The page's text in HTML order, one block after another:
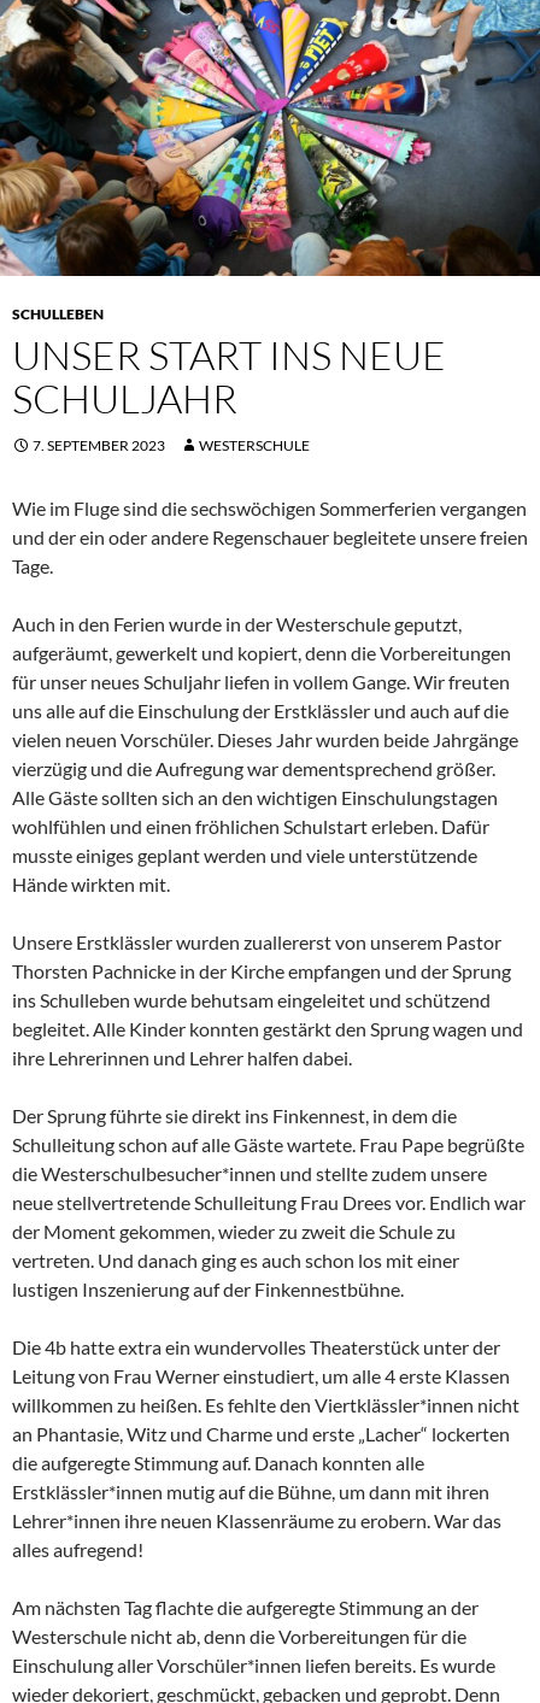
SCHULLEBEN
UNSER START INS NEUE
SCHULJAHR
7. SEPTEMBER 2023 WESTERSCHULE
Wie im Fluge sind die sechswöchigen Sommerferien vergangen
und der ein oder andere Regenschauer begleitete unsere freien
Tage.
Auch in den Ferien wurde in der Westerschule geputzt,
aufgeräumt, gewerkelt und kopiert, denn die Vorbereitungen
für unser neues Schuljahr liefen in vollem Gange. Wir freuten
uns alle auf die Einschulung der Erstklässler und auch auf die
vielen neuen Vorschüler. Dieses Jahr wurden beide Jahrgänge
vierzügig und die Aufregung war dementsprechend größer.
Alle Gäste sollten sich an den wichtigen Einschulungstagen
wohlfühlen und einen fröhlichen Schulstart erleben. Dafür
musste einiges geplant werden und viele unterstützende
Hände wirkten mit.
Unsere Erstklässler wurden zuallererst von unserem Pastor
Thorsten Pachnicke in der Kirche empfangen und der Sprung
ins Schulleben wurde behutsam eingeleitet und schützend
begleitet. Alle Kinder konnten gestärkt den Sprung wagen und
ihre Lehrerinnen und Lehrer halfen dabei.
Der Sprung führte sie direkt ins Finkennest, in dem die
Schulleitung schon auf alle Gäste wartete. Frau Pape begrüßte
die Westerschulbesucher*innen und stellte zudem unsere
neue stellvertretende Schulleitung Frau Drees vor. Endlich war
der Moment gekommen, wieder zu zweit die Schule zu
vertreten. Und danach ging es auch schon los mit einer
lustigen Inszenierung auf der Finkennestbühne.
Die 4b hatte extra ein wundervolles Theaterstück unter der
Leitung von Frau Werner einstudiert, um alle 4 erste Klassen
willkommen zu heißen. Es fehlte den Viertklässler*innen nicht
an Phantasie, Witz und Charme und erste „Lacher“ lockerten
die aufgeregte Stimmung auf. Danach konnten alle
Erstklässler*innen mutig auf die Bühne, um dann mit ihren
Lehrer*innen ihre neuen Klassenräume zu erobern. War das
alles aufregend!
Am nächsten Tag flachte die aufgeregte Stimmung an der
Westerschule nicht ab, denn die Vorbereitungen für die
Einschulung aller Vorschüler*innen liefen bereits. Es wurde
wieder dekoriert, geschmückt, gebacken und geprobt. Denn